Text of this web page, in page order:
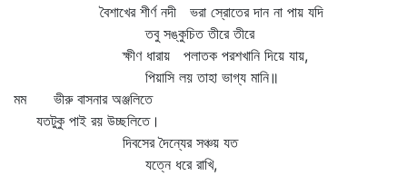
বৈশাখের শীর্ণ নদী ভরা স্রোতের দান না পায় যদি
তবু সঙ্কুচিত তীরে তীরে
ক্ষীণ ধারায় পলাতক পরশখানি দিয়ে যায়,
পিয়াসি লয় তাহা ভাগ্য মানি॥
মম ভীরু বাসনার অঞ্জলিতে
যতটুকু পাই রয় উচ্ছলিতে।
দিবসের দৈন্যের সঞ্চয় যত
যত্নে ধরে রাখি,